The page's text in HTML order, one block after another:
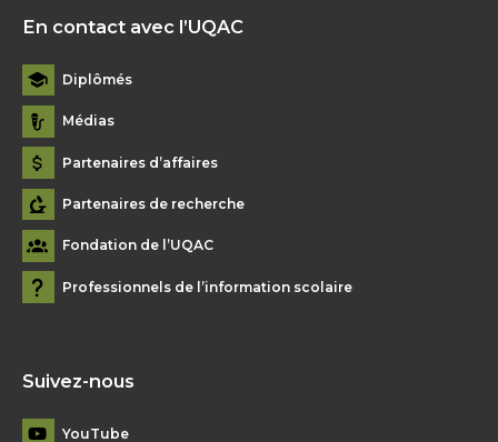
En contact avec l’UQAC
Diplômés
Médias
Partenaires d’affaires
Partenaires de recherche
Fondation de l’UQAC
Professionnels de l’information scolaire
Suivez-nous
YouTube